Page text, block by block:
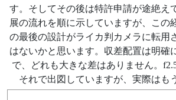
す。そしてその後は特許申請が途絶え
展の流れを順に示していますが、この
の最後の設計がライカ判カメラに転用
はないかと思います。収差配置は明確
で、どれも大きな差はありません。
それで出図していますが、実際はも